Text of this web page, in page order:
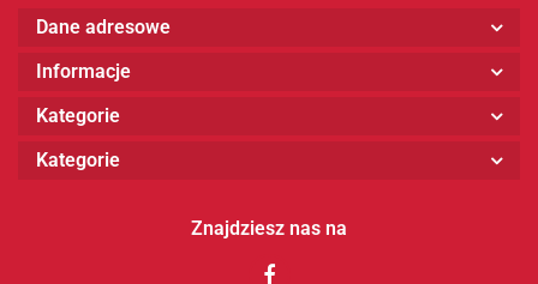
Dane adresowe
Informacje
Kategorie
Kategorie
Znajdziesz nas na